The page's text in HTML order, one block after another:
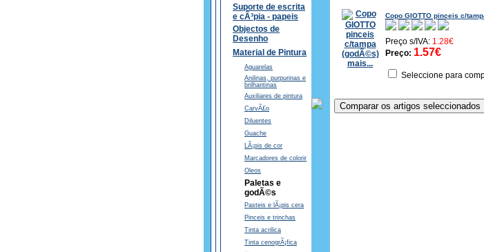
Suporte de escrita
e cÃ³pia - papeis
Objectos de
Desenho
Material de Pintura
Aguarelas
Anilinas, purpurinas e
brilhantinas
Auxiliares de pintura
CarvÃ£o
Diluentes
Guache
LÃ¡pis de cor
Marcadores de colorir
Oleos
Paletas e
godÃ©s
Pasteis e lÃ¡pis cera
Pinceis e trinchas
Tinta acrilica
Tinta cenogrÃ¡fica
mais...
Copo GIOTTO pinceis c/
Preço s/IVA: 1.28€
Preço: 1.57€
Seleccione para